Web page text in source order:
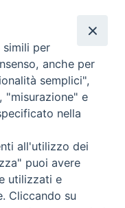
Giuseppe Rabita
Salvatore Bruno
della Diocesi di Piazza
Armerina,
21 – Piazza Armerina
P. I. 01121870867
n. 113 del 24/2/2007
per
anche per
semplici",
"misurazione" e
nella
all'utilizzo dei
puoi avere
utilizzati e
Cliccando su